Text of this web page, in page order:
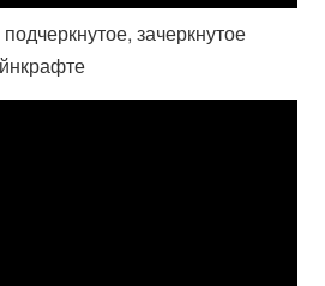
зачеркнутое